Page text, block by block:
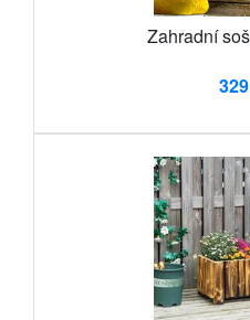
Zahradní